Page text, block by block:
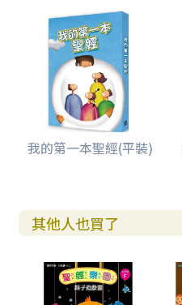
我的第一本聖經(平裝)
其他人也買了